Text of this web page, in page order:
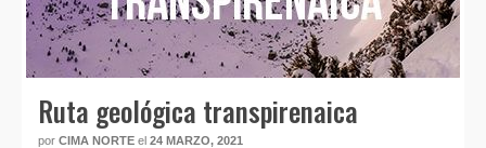
Ruta geológica transpirenaica
por CIMA NORTE el 24 MARZO, 2021